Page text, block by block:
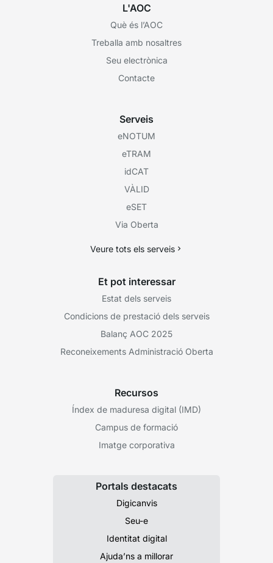
L'AOC
Què és l’AOC
Treballa amb nosaltres
Seu electrònica
Contacte
Serveis
eNOTUM
eTRAM
idCAT
VÀLID
eSET
Via Oberta
Veure tots els serveis
Et pot interessar
Estat dels serveis
Condicions de prestació dels serveis
Balanç AOC 2025
Reconeixements Administració Oberta
Recursos
Índex de maduresa digital (IMD)
Campus de formació
Imatge corporativa
Portals destacats
Digicanvis
Seu-e
Identitat digital
Ajuda’ns a millorar